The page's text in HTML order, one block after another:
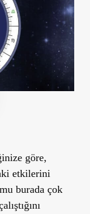
göre,
etkilerini
burada çok